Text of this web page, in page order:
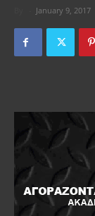
January 9, 2017